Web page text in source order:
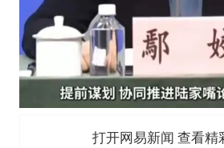
打开网易新闻 查看精